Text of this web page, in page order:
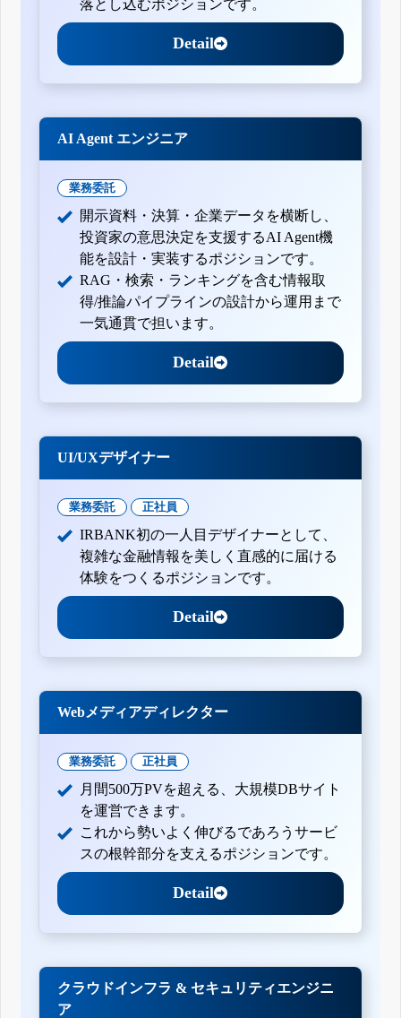
落とし込むポジションです。
Detail
AI Agent エンジニア
業務委託
開示資料・決算・企業データを横断し、
投資家の意思決定を支援するAI Agent機
能を設計・実装するポジションです。
RAG・検索・ランキングを含む情報取
得/推論パイプラインの設計から運用まで
一気通貫で担います。
Detail
UI/UXデザイナー
業務委託 正社員
IRBANK初の一人目デザイナーとして、
複雑な金融情報を美しく直感的に届ける
体験をつくるポジションです。
Detail
Webメディアディレクター
業務委託 正社員
月間500万PVを超える、大規模DBサイト
を運営できます。
これから勢いよく伸びるであろうサービ
スの根幹部分を支えるポジションです。
Detail
クラウドインフラ & セキュリティエンジニ
ア